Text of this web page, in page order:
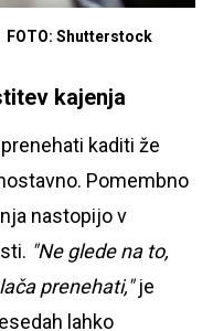
FOTO: Shutterstock
kajenja
kaditi že
Pomembno
nastopijo v
"Ne glede na to,
prenehati,"je
lahko